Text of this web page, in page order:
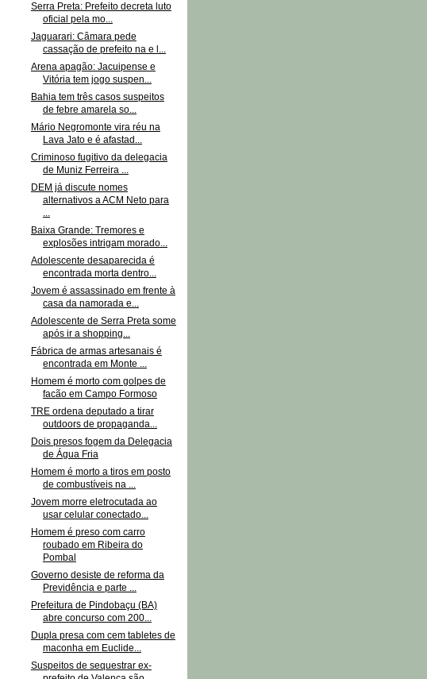
Serra Preta: Prefeito decreta luto
oficial pela mo...
Jaguarari: Câmara pede
cassação de prefeito na e l...
Arena apagão: Jacuipense e
Vitória tem jogo suspen...
Bahia tem três casos suspeitos
de febre amarela so...
Mário Negromonte vira réu na
Lava Jato e é afastad...
Criminoso fugitivo da delegacia
de Muniz Ferreira ...
DEM já discute nomes
alternativos a ACM Neto para
...
Baixa Grande: Tremores e
explosões intrigam morado...
Adolescente desaparecida é
encontrada morta dentro...
Jovem é assassinado em frente à
casa da namorada e...
Adolescente de Serra Preta some
após ir a shopping...
Fábrica de armas artesanais é
encontrada em Monte ...
Homem é morto com golpes de
facão em Campo Formoso
TRE ordena deputado a tirar
outdoors de propaganda...
Dois presos fogem da Delegacia
de Água Fria
Homem é morto a tiros em posto
de combustíveis na ...
Jovem morre eletrocutada ao
usar celular conectado...
Homem é preso com carro
roubado em Ribeira do
Pombal
Governo desiste de reforma da
Previdência e parte ...
Prefeitura de Pindobaçu (BA)
abre concurso com 200...
Dupla presa com cem tabletes de
maconha em Euclide...
Suspeitos de sequestrar ex-